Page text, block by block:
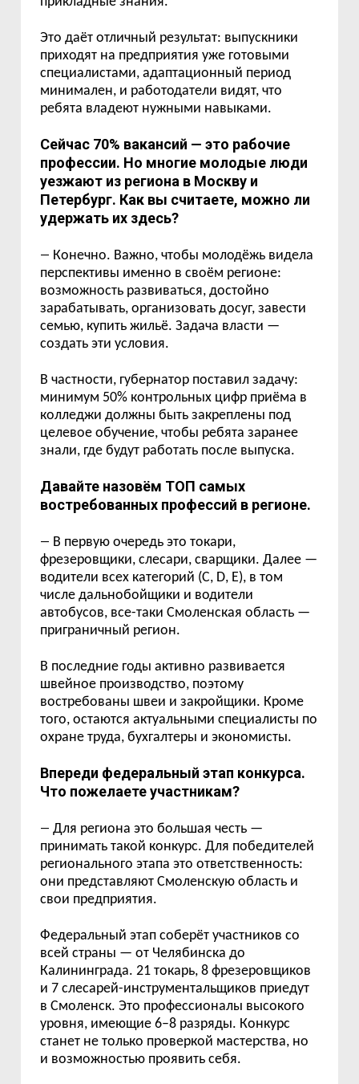
Это даёт отличный результат: выпускники
приходят на предприятия уже готовыми
специалистами, адаптационный период
минимален, и работодатели видят, что
ребята владеют нужными навыками.
Сейчас 70% вакансий — это рабочие
профессии. Но многие молодые люди
уезжают из региона в Москву и
Петербург. Как вы считаете, можно ли
удержать их здесь?
— Конечно. Важно, чтобы молодёжь видела
перспективы именно в своём регионе:
возможность развиваться, достойно
зарабатывать, организовать досуг, завести
семью, купить жильё. Задача власти —
создать эти условия.
В частности, губернатор поставил задачу:
минимум 50% контрольных цифр приёма в
колледжи должны быть закреплены под
целевое обучение, чтобы ребята заранее
знали, где будут работать после выпуска.
Давайте назовём ТОП самых
востребованных профессий в регионе.
— В первую очередь это токари,
фрезеровщики, слесари, сварщики. Далее —
водители всех категорий (С, D, Е), в том
числе дальнобойщики и водители
автобусов, все-таки Смоленская область —
приграничный регион.
В последние годы активно развивается
швейное производство, поэтому
востребованы швеи и закройщики. Кроме
того, остаются актуальными специалисты по
охране труда, бухгалтеры и экономисты.
Впереди федеральный этап конкурса.
Что пожелаете участникам?
—Для региона это большая честь —
принимать такой конкурс. Для победителей
регионального этапа это ответственность:
они представляют Смоленскую область и
свои предприятия.
Федеральный этап соберёт участников со
всей страны — от Челябинска до
Калининграда. 21 токарь, 8 фрезеровщиков
и 7 слесарей-инструментальщиков приедут
в Смоленск. Это профессионалы высокого
уровня, имеющие 6–8 разряды. Конкурс
станет не только проверкой мастерства, но
и возможностью проявить себя.